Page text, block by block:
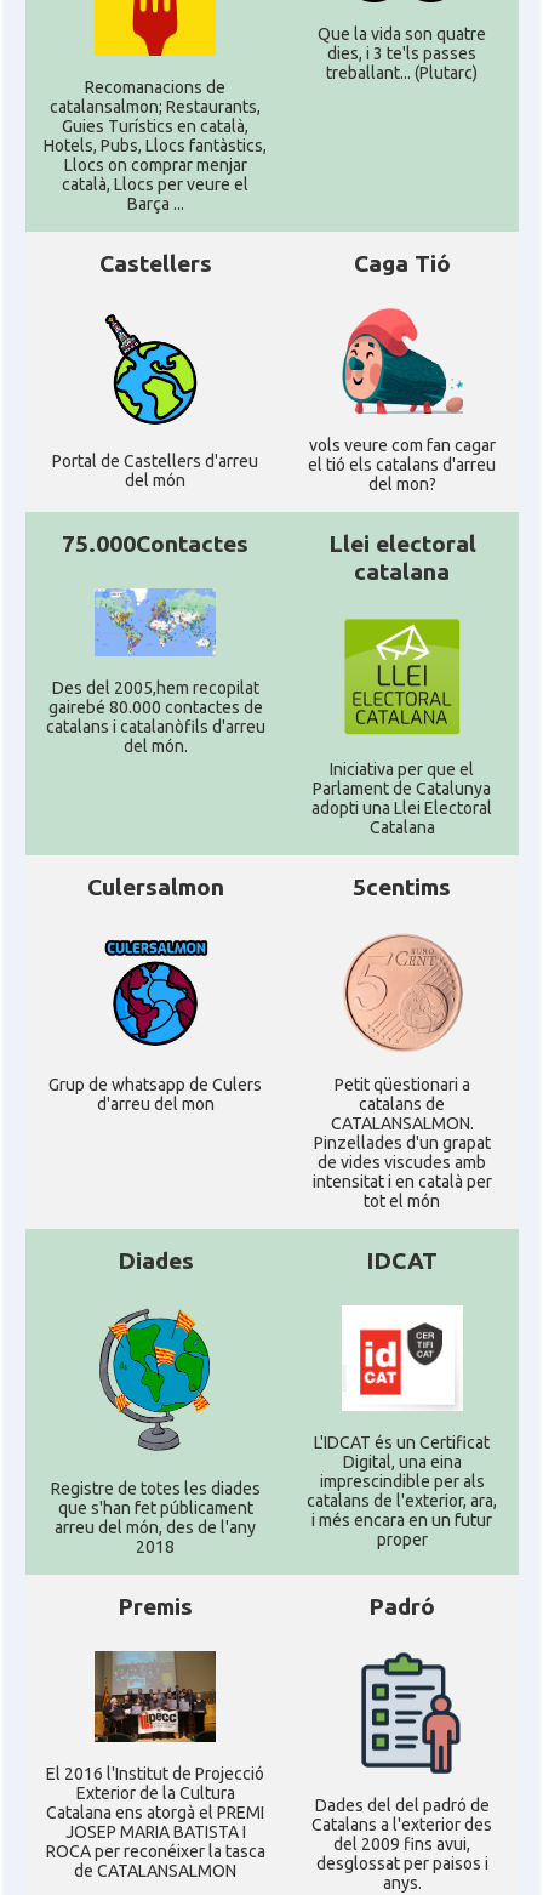
Recomanacions de
catalansalmon; Restaurants,
Guies Turístics en català,
Hotels, Pubs, Llocs fantàstics,
Llocs on comprar menjar
català, Llocs per veure el
Barça ...
Que la vida son quatre
dies, i 3 te'ls passes
treballant... (Plutarc)
Castellers
Portal de Castellers d'arreu
del món
Caga Tió
vols veure com fan cagar
el tió els catalans d'arreu
del mon?
75.000Contactes
Des del 2005,hem recopilat
gairebé 80.000 contactes de
catalans i catalanòfils d'arreu
del món.
Llei electoral
catalana
Iniciativa per que el
Parlament de Catalunya
adopti una Llei Electoral
Catalana
Culersalmon
Grup de whatsapp de Culers
d'arreu del mon
5centims
Petit qüestionari a
catalans de
CATALANSALMON.
Pinzellades d'un grapat
de vides viscudes amb
intensitat i en català per
tot el món
Diades
Registre de totes les diades
que s'han fet públicament
arreu del món, des de l'any
2018
IDCAT
L'IDCAT és un Certificat
Digital, una eina
imprescindible per als
catalans de l'exterior, ara,
i més encara en un futur
proper
Premis
El 2016 l'Institut de Projecció
Exterior de la Cultura
Catalana ens atorgà el PREMI
JOSEP MARIA BATISTA I
ROCA per reconéixer la tasca
de CATALANSALMON
Padró
Dades del del padró de
Catalans a l'exterior des
del 2009 fins avui,
desglossat per paisos i
anys.